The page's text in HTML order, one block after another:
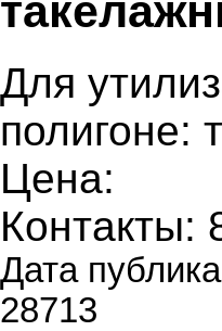
Для
полигоне:
Цена:
Контакты:
Дата
28713